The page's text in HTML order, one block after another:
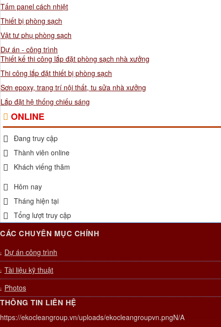
Tấm panel cách nhiệt
Thiết bị phòng sạch
Vật tư phụ phòng sạch
Dự án - công trình
Thiết kế thi công lắp đặt phòng sạch nhà xưởng
Thi công lắp đặt thiết bị phòng sạch
Sơn epoxy, trang trí nội thất, tu sửa nhà xưởng
Lắp đặt hệ thống chiếu sáng
ONLINE
Đang truy cập
Thành viên online
Khách viếng thăm
Hôm nay
Tháng hiện tại
Tổng lượt truy cập
CÁC CHUYÊN MỤC CHÍNH
Dự án công trình
Tài liệu kỹ thuật
Photos
THÔNG TIN LIÊN HỆ
https://ekocleangroup.vn/uploads/ekocleangroupvn.pngN/A